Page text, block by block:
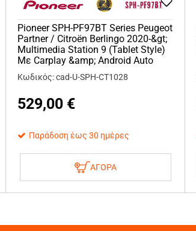
Pioneer SPH-PF97BT Series Peugeot
Partner / Citroën Berlingo 2020-&gt;
Multimedia Station 9 (Tablet Style)
Με Carplay &amp; Android Auto
Κωδικός: cad-U-SPH-CT1028
529,00 €
Παράδοση έως 30 ημέρες
ΑΓΟΡΑ